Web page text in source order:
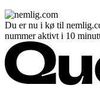
Du er nu i kø til
nummer aktivt i 10